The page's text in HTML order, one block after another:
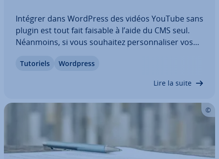
Intégrer dans WordPress des vidéos YouTube sans
plugin est tout fait faisable à l’aide du CMS seul.
Néanmoins, si vous souhaitez per­son­na­li­ser vos
de char­ge­ment d’une page, il existe plusieurs
Tutoriels Wordpress
Lire la suite